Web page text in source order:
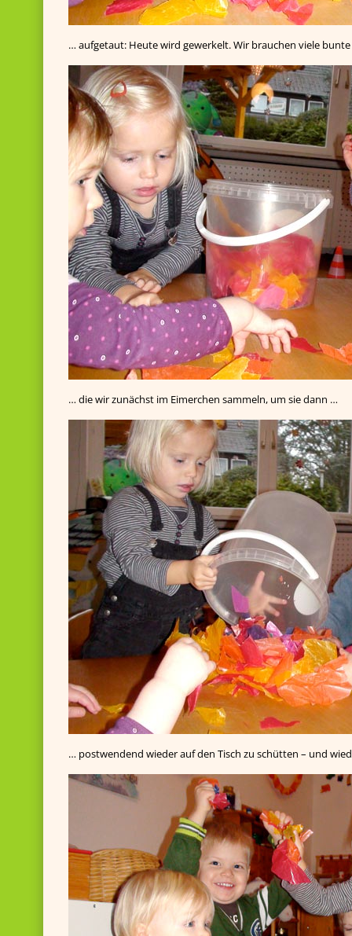
… aufgetaut: Heute wird gewerkelt. Wir brauchen viele
… die wir zunächst im Eimerchen sammeln, um sie dann …
… postwendend wieder auf den Tisch zu schütten – und